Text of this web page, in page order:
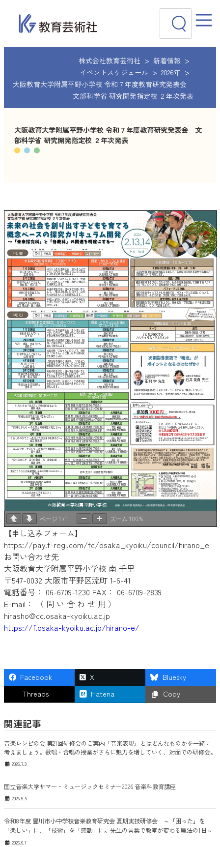
キ
株式会社教育芸術社
新着情報
イベントスケジュール
2026年
大阪教育大学附属平野小学校 令和７年度教育研究発表会
文部科学省 研究開発指定校 ２年次発表
大阪教育大学附属平野小学校 令和７年度教育研究発表会 文
部科学省 研究開発指定校 ２年次発表
ページ 1 / 1 ズーム 100%
【申し込みフォーム】
https://pay.f-regi.com/fc/osaka_kyoiku/council/hirano_e
お問い合わせ先
大阪教育大学附属平野小学校 南 千里
〒547-0032 大阪市平野区流町 1-6-41
電話番号： 06-6709-1230 FAX： 06-6709-2839
E-mail： （ 問 い 合 わ せ 用 ）
hirasho@cc.osaka-kyoiku.ac.jp
https://f.osaka-kyoiku.ac.jp/hirano-e/
Facebook X
Bluesky
Threads
Hatena Copy
関連記事
音楽レシピの会 第21回研修会のご案内「音楽表現」とはどんなものかを一緒に
考えましょう。歌唱・合唱の授業がさらに魅力を増していく、対面での研修会。
2026.7.3
国立音楽大学サマー・ミュージックセミナー2026 音楽科教育講座
2026.6.5
令和8年度 豊川市小中学校音楽教育研究会 夏期実技研修会 ～「困った」を
「楽しい」に、「技術」を「感動」に。先生の言葉で教室が変わる魔法の1日～
2026.6.1